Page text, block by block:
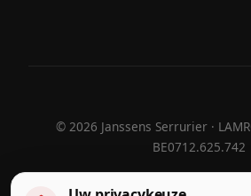
© 2026 Janssens Serrurier ·
BE0712.625.742